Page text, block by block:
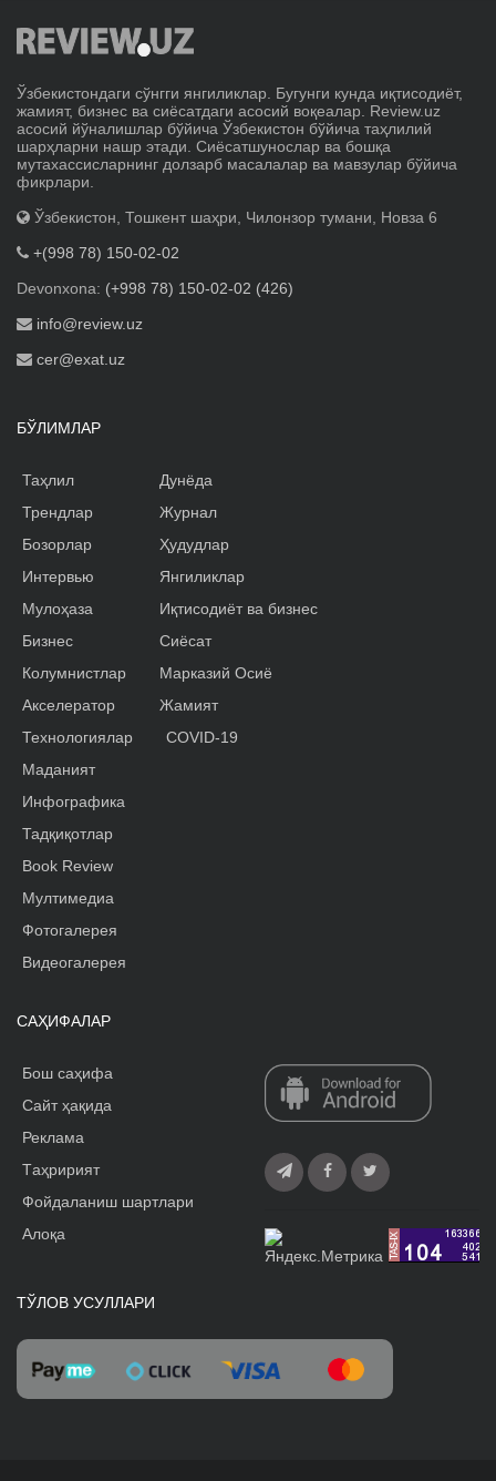
Ўзбекистондаги сўнгги янгиликлар. Бугунги кунда иқтисодиёт,
жамият, бизнес ва сиёсатдаги асосий воқеалар. Review.uz
асосий йўналишлар бўйича Ўзбекистон бўйича таҳлилий
шарҳларни нашр этади. Сиёсатшунослар ва бошқа
мутахассисларнинг долзарб масалалар ва мавзулар бўйича
фикрлари.
Ўзбекистон, Тошкент шаҳри, Чилонзор тумани, Новза 6
+(998 78) 150-02-02
Devonxona: (+998 78) 150-02-02 (426)
info@review.uz
cer@exat.uz
БЎЛИМЛАР
Таҳлил
Трендлар
Бозорлар
Интервью
Мулоҳаза
Бизнес
Колумнистлар
Акселератор
Дунёда
Журнал
Ҳудудлар
Янгиликлар
Иқтисодиёт ва бизнес
Сиёсат
Марказий Осиё
Жамият
Технологиялар
Маданият
Инфографика
Тадқиқотлар
Book Review
Мултимедиа
Фотогалерея
Видеогалерея
COVID-19
САҲИФАЛАР
Бош саҳифа
Сайт ҳақида
Реклама
Tаҳририят
Фойдаланиш шартлари
Алоқа
ТЎЛОВ УСУЛЛАРИ